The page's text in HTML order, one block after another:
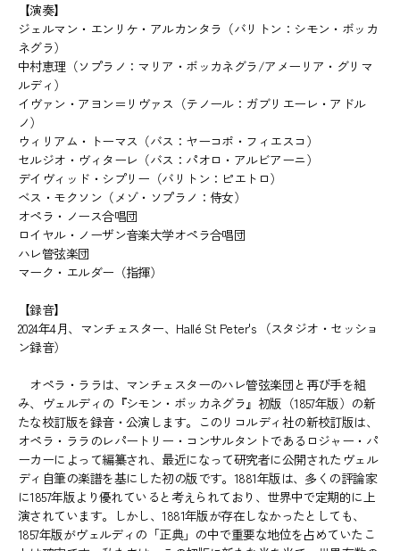
【演奏】
ジェルマン・エンリケ・アルカンタラ（バリトン：シモン・ボッカ
ネグラ）
中村恵理（ソプラノ：マリア・ボッカネグラ/アメーリア・グリマ
ルディ）
イヴァン・アヨン＝リヴァス（テノール：ガブリエーレ・アドル
ノ）
ウィリアム・トーマス（バス：ヤーコポ・フィエスコ）
セルジオ・ヴィターレ（バス：パオロ・アルビアーニ）
デイヴィッド・シプリー（バリトン：ピエトロ）
ベス・モクソン（メゾ・ソプラノ：侍女）
オペラ・ノース合唱団
ロイヤル・ノーザン音楽大学オペラ合唱団
ハレ管弦楽団
マーク・エルダー（指揮）
【録音】
2024年4月、マンチェスター、Hallé St Peter's （スタジオ・セッショ
ン録音）
オペラ・ララは、マンチェスターのハレ管弦楽団と再び手を組
み、ヴェルディの『シモン・ボッカネグラ』初版（1857年版）の新
たな校訂版を録音・公演します。このリコルディ社の新校訂版は、
オペラ・ララのレパートリー・コンサルタントであるロジャー・パ
ーカーによって編纂され、最近になって研究者に公開されたヴェル
ディ自筆の楽譜を基にした初の版です。1881年版は、多くの評論家
に1857年版より優れていると考えられており、世界中で定期的に上
演されています。しかし、1881年版が存在しなかったとしても、
1857年版がヴェルディの「正典」の中で重要な地位を占めていたこ